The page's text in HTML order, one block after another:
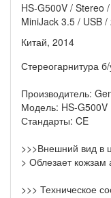
HS-G500V / Stereo
MiniJack 3.5 / USB
Китай, 2014
Стереогарнитура
Производитель:
Модель: HS-G500V
Стандарты: CE
>>>Внешний вид в
> Облезает
>>> Техническое